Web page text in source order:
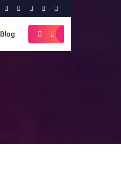
Blog